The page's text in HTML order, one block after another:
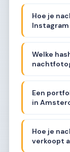
Hoe je
Welke
Een
in
Hoe je
verkoopt